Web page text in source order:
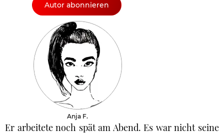
Autor abonnieren
Anja F.
Er arbeitete noch spät am Abend. Es war nicht seine